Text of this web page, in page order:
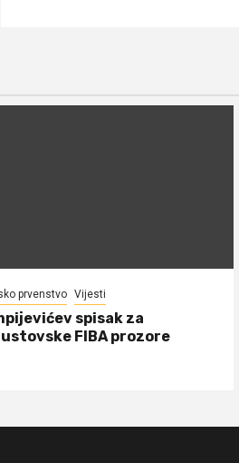
prvenstvo Vijesti
spisak za
FIBA prozore